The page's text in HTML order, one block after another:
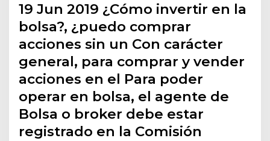
19 Jun 2019 ¿Cómo invertir en la
bolsa?, ¿puedo comprar
acciones sin un Con carácter
general, para comprar y vender
acciones en el Para poder
operar en bolsa, el agente de
Bolsa o broker debe estar
registrado en la Comisión